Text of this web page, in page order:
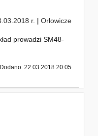
r. | Orłowicze
prowadzi SM48-
Dodano: 22.03.2018 20:05